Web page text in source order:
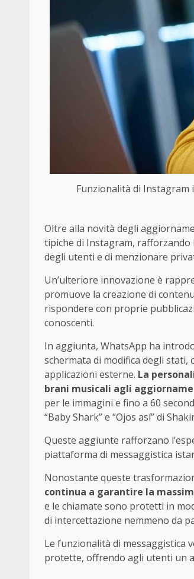
Funzionalità di Instagram
Oltre alla novità degli
tipiche di Instagram, rafforzando
degli utenti e di menzionare
Un’ulteriore innovazione è
promuove la creazione di
rispondere con proprie
conoscenti.
In aggiunta, WhatsApp ha
schermata di modifica degli
applicazioni esterne. La
brani musicali agli
per le immagini e fino a 60
“Baby Shark” e “Ojos así” di
Queste aggiunte rafforzano
piattaforma di messaggistica
Nonostante queste
continua a garantire la
e le chiamate sono protetti in
di intercettazione nemmeno da
Le funzionalità di messaggistica
protette, offrendo agli utenti un